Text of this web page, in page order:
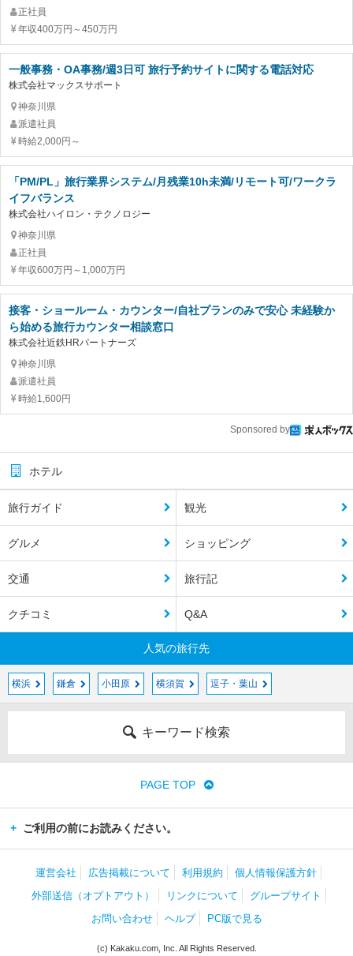
正社員
年収400万円～450万円
一般事務・OA事務/週3日可 旅行予約サイトに関する電話対応
株式会社マックスサポート
神奈川県
派遣社員
時給2,000円～
「PM/PL」旅行業界システム/月残業10h未満/リモート可/ワークラ
イフバランス
株式会社ハイロン・テクノロジー
神奈川県
正社員
年収600万円～1,000万円
接客・ショールーム・カウンター/自社プランのみで安心 未経験か
ら始める旅行カウンター相談窓口
株式会社近鉄HRパートナーズ
神奈川県
派遣社員
時給1,600円
Sponsored by
ホテル
旅行ガイド 観光
グルメ ショッピング
交通 旅行記
クチコミ Q&A
人気の旅行先
横浜 鎌倉 小田原 横須賀 逗子・葉山
キーワード検索
PAGE TOP
ご利用の前にお読みください。
運営会社 広告掲載について 利用規約
個人情報保護方針
外部送信（オプトアウト）
リンクについて
グループサイト
お問い合わせ
ヘルプ PC版で見る
(c) Kakaku.com, Inc. All Rights Reserved.